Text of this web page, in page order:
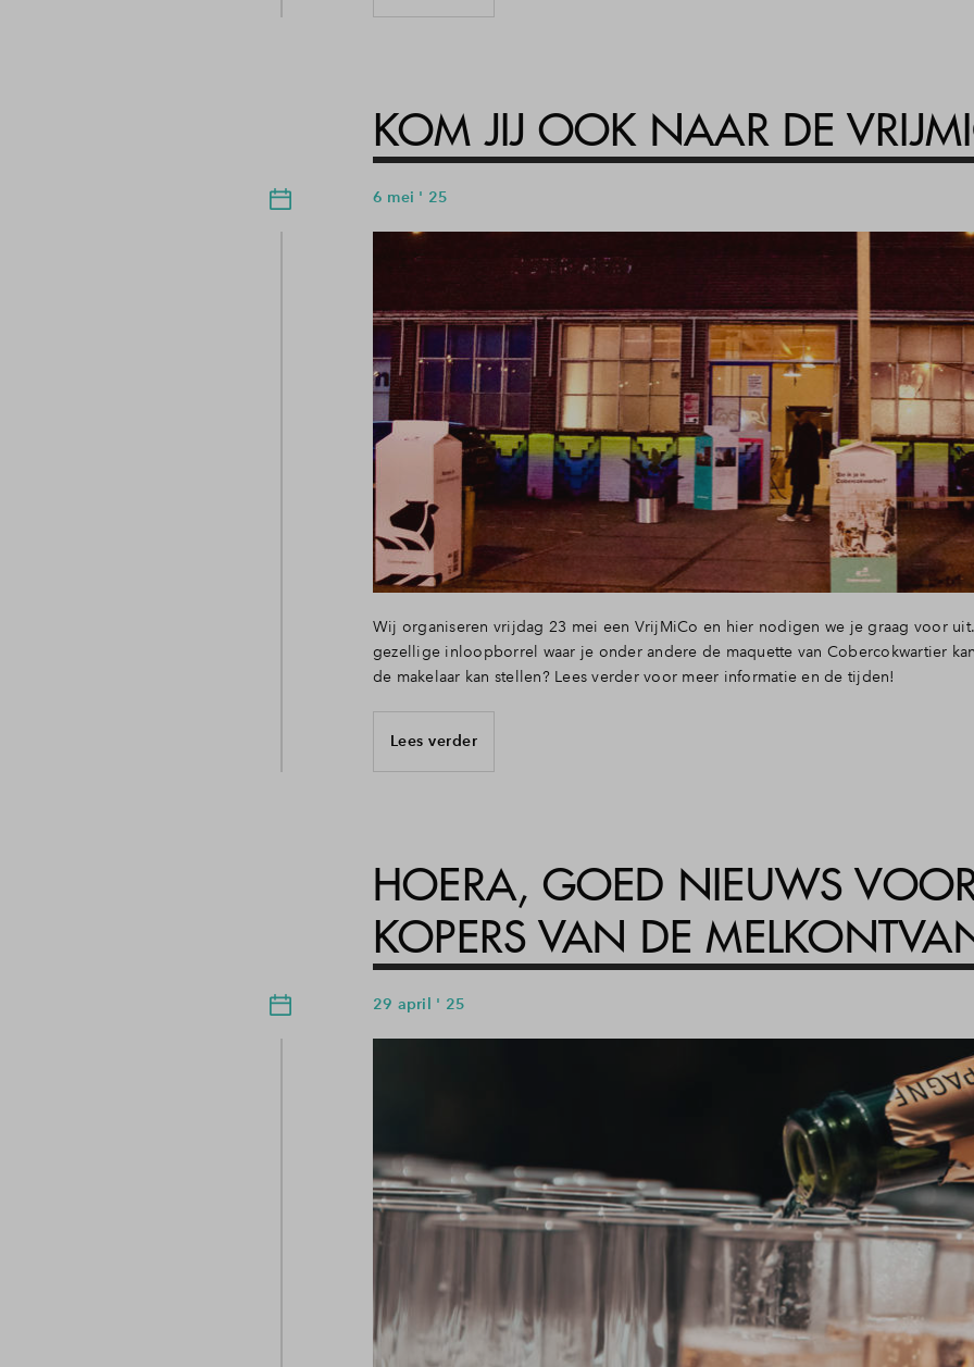
KOM JIJ OOK NAAR DE
6 mei ' 25
Wij organiseren vrijdag 23 mei een VrijMiCo en hier nodigen we je graag voor
gezellige inloopborrel waar je onder andere de maquette van Cobercokwartier
de makelaar kan stellen? Lees verder voor meer informatie en de tijden!
Lees verder
HOERA, GOED NIEUWS
KOPERS VAN DE
29 april ' 25